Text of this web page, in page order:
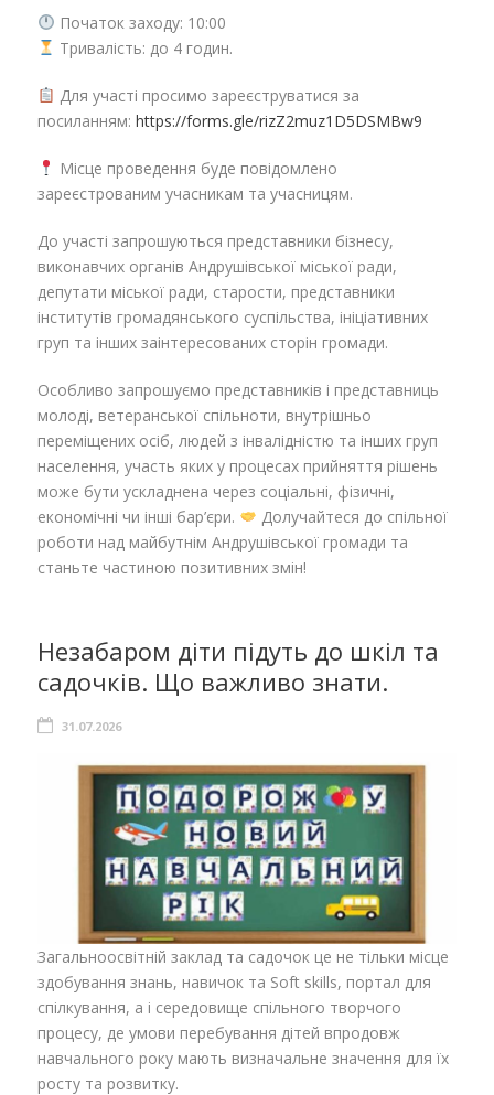
Початок заходу: 10:00
Тривалість: до 4 годин.
Для участі просимо зареєструватися за
посиланням: https://forms.gle/rizZ2muz1D5DSMBw9
Місце проведення буде повідомлено
зареєстрованим учасникам та учасницям.
До участі запрошуються представники бізнесу,
виконавчих органів Андрушівської міської ради,
депутати міської ради, старости, представники
інститутів громадянського суспільства, ініціативних
груп та інших заінтересованих сторін громади.
Особливо запрошуємо представників і представниць
молоді, ветеранської спільноти, внутрішньо
переміщених осіб, людей з інвалідністю та інших груп
населення, участь яких у процесах прийняття рішень
може бути ускладнена через соціальні, фізичні,
економічні чи інші бар’єри.
Долучайтеся до спільної
роботи над майбутнім Андрушівської громади та
станьте частиною позитивних змін!
Незабаром діти підуть до шкіл та
садочків. Що важливо знати.
31.07.2026
Загальноосвітній заклад та садочок це не тільки місце
здобування знань, навичок та Soft skills, портал для
спілкування, а і середовище спільного творчого
процесу, де умови перебування дітей впродовж
навчального року мають визначальне значення для їх
росту та розвитку.